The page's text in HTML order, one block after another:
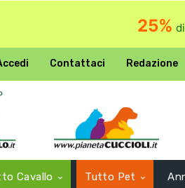
25%
Contattaci Redazione
Cavallo Tutto Pet